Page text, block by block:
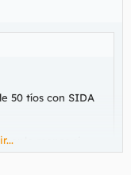
50 tíos con SIDA
lo menos si